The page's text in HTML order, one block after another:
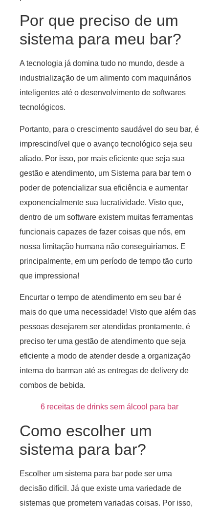
Por que preciso de um
sistema para meu bar?
A tecnologia já domina tudo no mundo, desde a
industrialização de um alimento com maquinários
inteligentes até o desenvolvimento de softwares
tecnológicos.
Portanto, para o crescimento saudável do seu bar, é
imprescindível que o avanço tecnológico seja seu
aliado. Por isso, por mais eficiente que seja sua
gestão e atendimento, um Sistema para bar tem o
poder de potencializar sua eficiência e aumentar
exponencialmente sua lucratividade. Visto que,
dentro de um software existem muitas ferramentas
funcionais capazes de fazer coisas que nós, em
nossa limitação humana não conseguiríamos. E
principalmente, em um período de tempo tão curto
que impressiona!
Encurtar o tempo de atendimento em seu bar é
mais do que uma necessidade! Visto que além das
pessoas desejarem ser atendidas prontamente, é
preciso ter uma gestão de atendimento que seja
eficiente a modo de atender desde a organização
interna do barman até as entregas de delivery de
combos de bebida.
6 receitas de drinks sem álcool para bar
Como escolher um
sistema para bar?
Escolher um sistema para bar pode ser uma
decisão difícil. Já que existe uma variedade de
sistemas que prometem variadas coisas. Por isso,